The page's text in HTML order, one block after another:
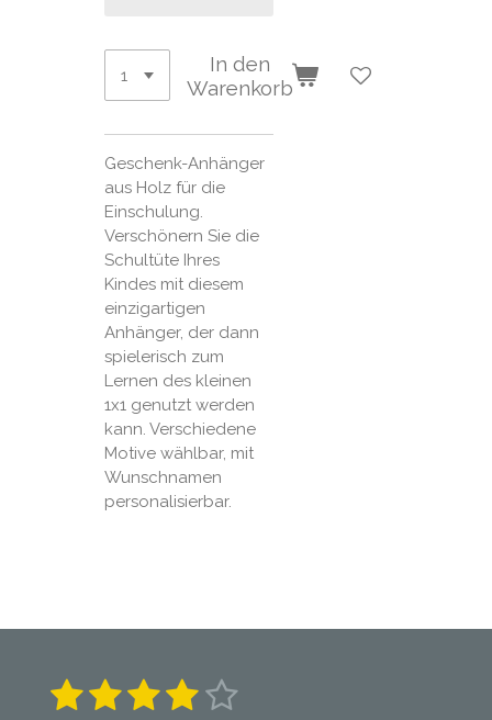
In den
Warenkorb
Geschenk-Anhänger
aus Holz für die
Einschulung.
Verschönern Sie die
Schultüte Ihres
Kindes mit diesem
einzigartigen
Anhänger, der dann
spielerisch zum
Lernen des kleinen
1x1 genutzt werden
kann. Verschiedene
Motive wählbar, mit
Wunschnamen
personalisierbar.
B
e
1
2 3 4 5